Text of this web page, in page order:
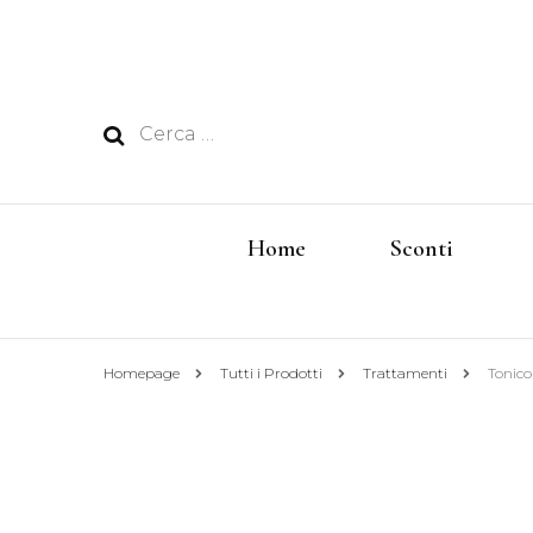
Ricerca
Home Sconti
Homepage Tutti i Prodotti Trattamenti Tonico